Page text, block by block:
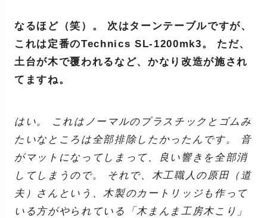
なるほど（笑）。 次はターンテーブルですが、
これは定番のTechnics SL-1200mk3。 ただ、
土台が木で覆われるなど、かなり改造が施され
てますね。
はい。 これはノーマルのプラスチックとゴムみ
たいなところは全部排除したかったんです。 音
がマットになってしまって、良い響きを全部消
してしまうので。 それで、木工職人の原田（道
夫）さんという、木製のカートリッジも作って
いる方がやられている「木まんま工房木こり」